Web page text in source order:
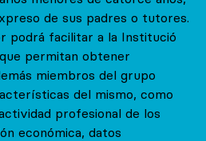
de sus padres o tutores.
podrá facilitar a la Institució
permitan obtener
miembros del grupo
del mismo, como
profesional de los
económica, datos